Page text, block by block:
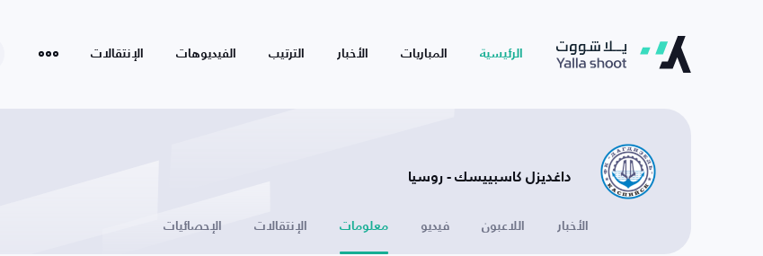
الرئيسية المباريات الأخبار الترتيب الفيديوهات الإنتقالات
داغديزل كاسبييسك - روسيا
الأخبار اللاعبون فيديو معلومات الإنتقالات الإحصائيات